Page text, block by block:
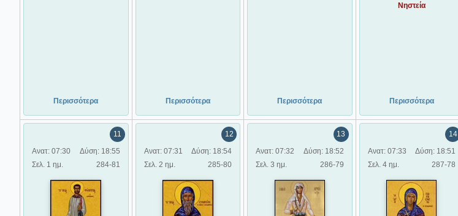
Περισσότερα Περισσότερα Περισσότερα
Νηστεία
Περισσότερα
11
Ανατ: 07:30
Δύση: 18:55
Σελ. 1 ημ.
284-81
12
Ανατ: 07:31
Δύση: 18:54
Σελ. 2 ημ.
285-80
13
Ανατ: 07:32
Δύση: 18:52
Σελ. 3 ημ.
286-79
14
Ανατ: 07:33
Δύση: 18:51
Σελ. 4 ημ.
287-78